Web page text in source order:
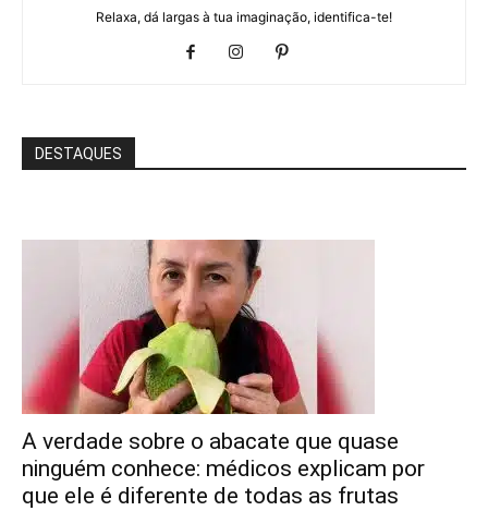
Relaxa, dá largas à tua imaginação, identifica-te!
DESTAQUES
A verdade sobre o abacate que quase
ninguém conhece: médicos explicam por
que ele é diferente de todas as frutas